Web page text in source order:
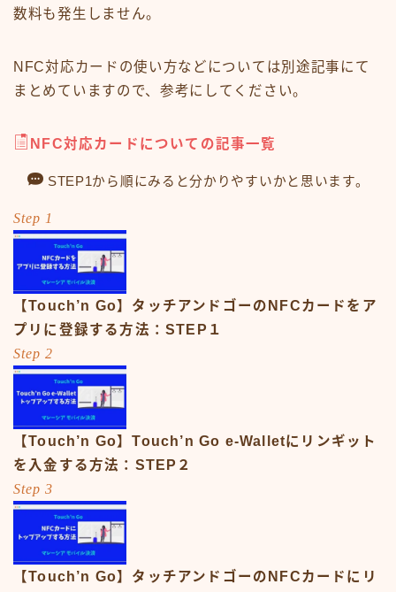
数料も発生しません。
NFC対応カードの使い方などについては別途記事にて
まとめていますので、参考にしてください。
NFC対応カードについての記事一覧
STEP1から順にみると分かりやすいかと思います。
Step 1
【Touch’n Go】タッチアンドゴーのNFCカードをア
プリに登録する方法：STEP１
Step 2
【Touch’n Go】Touch’n Go e-Walletにリンギット
を入金する方法：STEP２
Step 3
【Touch’n Go】タッチアンドゴーのNFCカードにリ